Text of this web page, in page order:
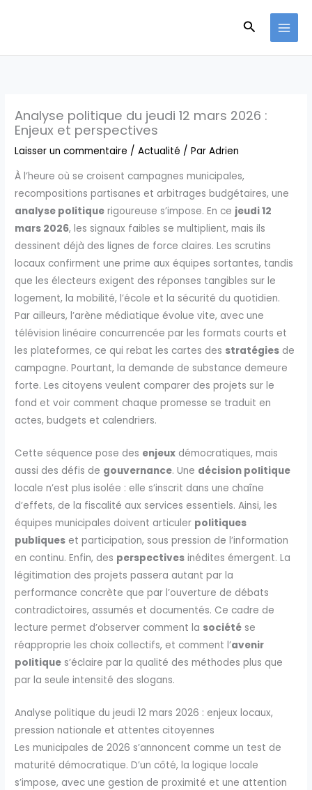
Analyse politique du jeudi 12 mars 2026 :
Enjeux et perspectives
Laisser un commentaire /Actualité / ParAdrien
À l’heure où se croisent campagnes municipales,
recompositions partisanes et arbitrages budgétaires, une
analyse politique rigoureuse s’impose. En ce jeudi 12
mars 2026, les signaux faibles se multiplient, mais ils
dessinent déjà des lignes de force claires. Les scrutins
locaux confirment une prime aux équipes sortantes, tandis
que les électeurs exigent des réponses tangibles sur le
logement, la mobilité, l’école et la sécurité du quotidien.
Par ailleurs, l’arène médiatique évolue vite, avec une
télévision linéaire concurrencée par les formats courts et
les plateformes, ce qui rebat les cartes des stratégies de
campagne. Pourtant, la demande de substance demeure
forte. Les citoyens veulent comparer des projets sur le
fond et voir comment chaque promesse se traduit en
actes, budgets et calendriers.
Cette séquence pose des enjeux démocratiques, mais
aussi des défis de gouvernance. Une décision politique
locale n’est plus isolée : elle s’inscrit dans une chaîne
d’effets, de la fiscalité aux services essentiels. Ainsi, les
équipes municipales doivent articuler politiques
publiques et participation, sous pression de l’information
en continu. Enfin, des perspectives inédites émergent. La
légitimation des projets passera autant par la
performance concrète que par l’ouverture de débats
contradictoires, assumés et documentés. Ce cadre de
lecture permet d’observer comment la société se
réapproprie les choix collectifs, et comment l’avenir
politique s’éclaire par la qualité des méthodes plus que
par la seule intensité des slogans.
Analyse politique du jeudi 12 mars 2026 : enjeux locaux,
pression nationale et attentes citoyennes
Les municipales de 2026 s’annoncent comme un test de
maturité démocratique. D’un côté, la logique locale
s’impose, avec une gestion de proximité et une attention